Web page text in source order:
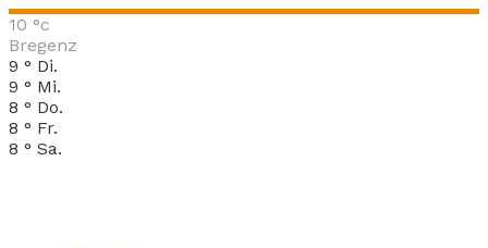
10 °c
Bregenz
9 ° Di.
9 ° Mi.
8 ° Do.
8 ° Fr.
8 ° Sa.